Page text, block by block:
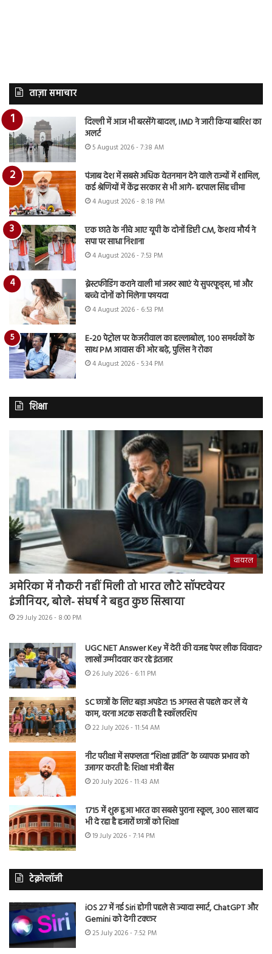
ताज़ा समाचार
दिल्ली में आज भी बरसेंगे बादल, IMD ने जारी किया बारिश का
अलर्ट
5 August 2026 - 7:38 AM
पंजाब देश में सबसे अधिक वेतनमान देने वाले राज्यों में शामिल,
कई श्रेणियों में केंद्र सरकार से भी आगे- हरपाल सिंह चीमा
4 August 2026 - 8:18 PM
एक छाते के नीचे आए यूपी के दोनों डिप्टी CM, केशव मौर्य ने
सपा पर साधा निशाना
4 August 2026 - 7:53 PM
ब्रेस्टफीडिंग कराने वाली मां जरूर खाएं ये सुपरफूड्स, मां और
बच्चे दोनों को मिलेगा फायदा
4 August 2026 - 6:53 PM
E-20 पेट्रोल पर केजरीवाल का हल्लाबोल, 100 समर्थकों के
साथ PM आवास की ओर बढ़े, पुलिस ने रोका
4 August 2026 - 5:34 PM
शिक्षा
वायरल
अमेरिका में नौकरी नहीं मिली तो भारत लौटे सॉफ्टवेयर
इंजीनियर, बोले- संघर्ष ने बहुत कुछ सिखाया
29 July 2026 - 8:00 PM
UGC NET Answer Key में देरी की वजह पेपर लीक विवाद?
लाखों उम्मीदवार कर रहे इंतजार
26 July 2026 - 6:11 PM
SC छात्रों के लिए बड़ा अपडेट! 15 अगस्त से पहले कर लें ये
काम, वरना अटक सकती है स्कॉलरशिप
22 July 2026 - 11:54 AM
नीट परीक्षा में सफलता “शिक्षा क्रांति” के व्यापक प्रभाव को
उजागर करती है: शिक्षा मंत्री बैंस
20 July 2026 - 11:43 AM
1715 में शुरू हुआ भारत का सबसे पुराना स्कूल, 300 साल बाद
भी दे रहा है हजारों छात्रों को शिक्षा
19 July 2026 - 7:14 PM
टेक्नोलॉजी
iOS 27 में नई Siri होगी पहले से ज्यादा स्मार्ट, ChatGPT और
Gemini को देगी टक्कर
25 July 2026 - 7:52 PM